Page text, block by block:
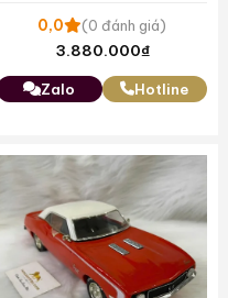
0,0 (0 đánh giá)
3.880.000₫
Zalo Hotline